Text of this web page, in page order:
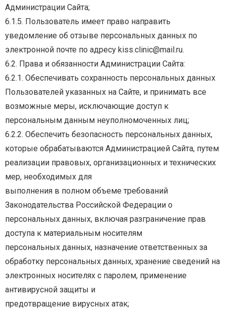
Администрации Сайта;
6.1.5. Пользователь имеет право направить
уведомление об отзыве персональных данных по
электронной почте по адресу kiss.clinic@mail.ru.
6.2. Права и обязанности Администрации Сайта:
6.2.1. Обеспечивать сохранность персональных данных
Пользователей указанных на Сайте, и принимать все
возможные меры, исключающие доступ к
персональным данным неуполномоченных лиц;
6.2.2. Обеспечить безопасность персональных данных,
которые обрабатываются Администрацией Сайта, путем
реализации правовых, организационных и технических
мер, необходимых для
выполнения в полном объеме требований
Законодательства Российской Федерации о
персональных данных, включая разграничение прав
доступа к материальным носителям
персональных данных, назначение ответственных за
обработку персональных данных, хранение сведений на
электронных носителях с паролем, применение
антивирусной защиты и
предотвращение вирусных атак;